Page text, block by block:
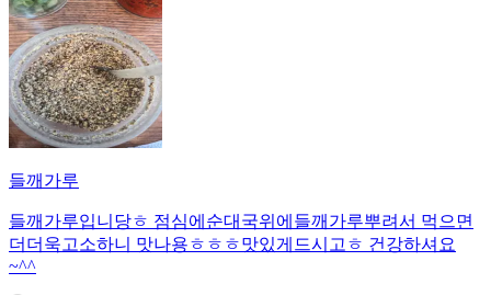
들깨가루
들깨가루입니당ㅎ 점심에순대국위에들깨가루뿌려서 먹으면
더더욱고소하니 맛나용ㅎㅎㅎ맛있게드시고ㅎ 건강하셔요
~^^